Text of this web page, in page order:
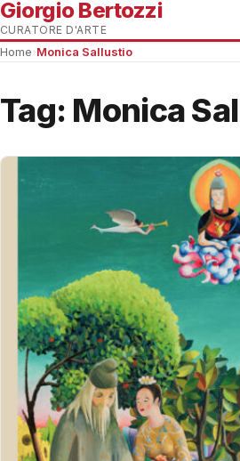
Giorgio Bertozzi
CURATORE D'ARTE
Home Monica Sallustio
Tag: Monica